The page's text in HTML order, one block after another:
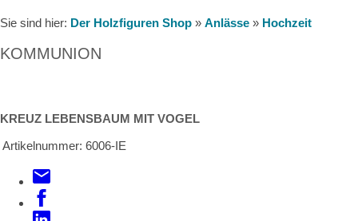
Sie sind hier: Der Holzfiguren Shop » Anlässe » Hochzeit
KOMMUNION
KREUZ LEBENSBAUM MIT VOGEL
Artikelnummer: 6006-IE